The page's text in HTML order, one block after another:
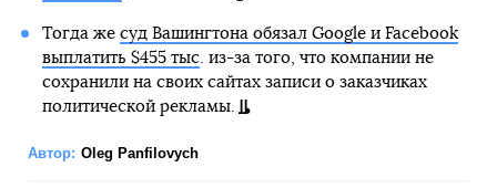
Тогда же суд Вашингтона обязал Google и Facebook
выплатить $455 тыс. из-за того, что компании не
сохранили на своих сайтах записи о заказчиках
политической рекламы.
Автор: Oleg Panfilovych